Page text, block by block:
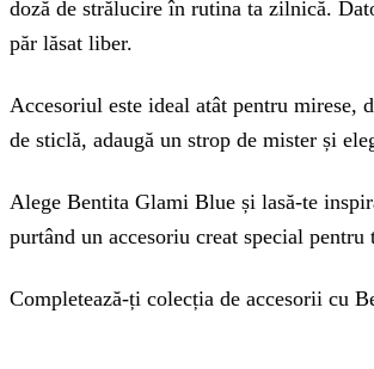
doză de strălucire în rutina ta zilnică.
păr lăsat liber.
Accesoriul este ideal atât pentru mirese,
de sticlă, adaugă un strop de mister și
Alege Bentita Glami Blue și lasă-te
purtând un accesoriu creat special
Completează-ți colecția de accesorii cu